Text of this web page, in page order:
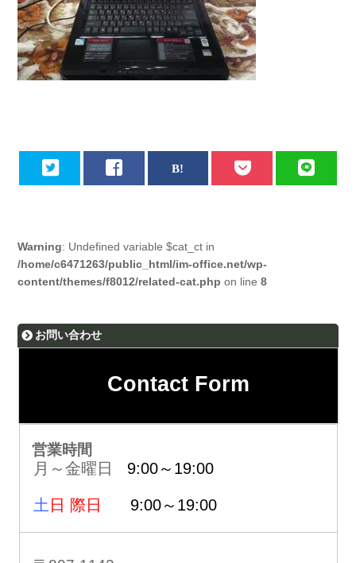
Warning: Undefined variable $cat_ct in
/home/c6471263/public_html/im-office.net/wp-
content/themes/f8012/related-cat.php on line8
お問い合わせ
Contact Form
営業時間
月～金曜日 9:00～19:00
土 日 際日 9:00～19:00